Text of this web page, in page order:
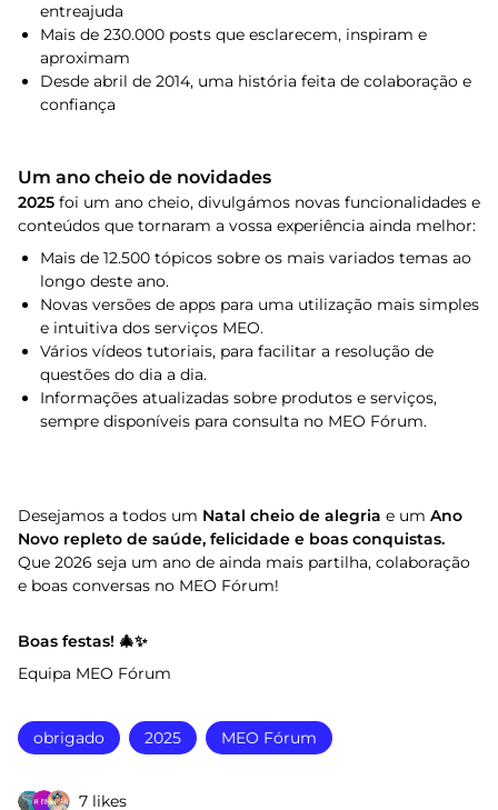
entreajuda
Mais de 230.000 posts que esclarecem, inspiram e
aproximam
Desde abril de 2014, uma história feita de colaboração e
confiança
Um ano cheio de novidades
2025 foi um ano cheio, divulgámos novas funcionalidades e
conteúdos que tornaram a vossa experiência ainda melhor:
Mais de 12.500 tópicos sobre os mais variados temas ao
longo deste ano.
Novas versões de apps para uma utilização mais simples
e intuitiva dos serviços MEO.
Vários vídeos tutoriais, para facilitar a resolução de
questões do dia a dia.
Informações atualizadas sobre produtos e serviços,
sempre disponíveis para consulta no MEO Fórum.
Desejamos a todos um Natal cheio de alegria e um Ano
Novo repleto de saúde, felicidade e boas conquistas.
Que 2026 seja um ano de ainda mais partilha, colaboração
e boas conversas no MEO Fórum!
Boas festas! 🎄✨
Equipa MEO Fórum
obrigado 2025 MEO Fórum
7 likes